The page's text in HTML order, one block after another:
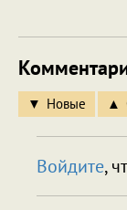
Новые
Войдите,